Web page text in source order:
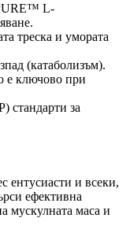
L-
треска и умората
(катаболизъм).
е ключово при
стандарти за
ентусиасти и всеки,
ефективна
мускулната маса и